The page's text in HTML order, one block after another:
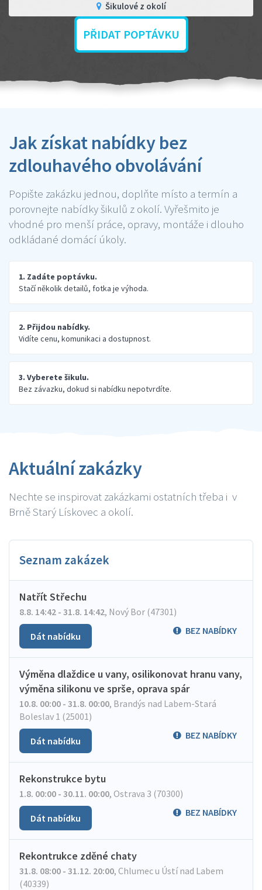
Šikulové z okolí
PŘIDAT POPTÁVKU
Jak získat nabídky bez
zdlouhavého obvolávání
Popište zakázku jednou, doplňte místo a termín a
porovnejte nabídky šikulů z okolí. Vyřešmito je
vhodné pro menší práce, opravy, montáže i dlouho
odkládané domácí úkoly.
1. Zadáte poptávku.
Stačí několik detailů, fotka je výhoda.
2. Přijdou nabídky.
Vidíte cenu, komunikaci a dostupnost.
3. Vyberete šikulu.
Bez závazku, dokud si nabídku nepotvrdíte.
Aktuální zakázky
Nechte se inspirovat zakázkami ostatních třeba i v
Brně Starý Lískovec a okolí.
Seznam zakázek
Natřít Střechu
8.8. 14:42 - 31.8. 14:42, Nový Bor (47301)
BEZ NABÍDKY
Dát nabídku
Výměna dlaždice u vany, osilikonovat hranu vany,
výměna silikonu ve sprše, oprava spár
10.8. 00:00 - 31.8. 00:00, Brandýs nad Labem-Stará
Boleslav 1 (25001)
BEZ NABÍDKY
Dát nabídku
Rekonstrukce bytu
1.8. 00:00 - 30.11. 00:00, Ostrava 3 (70300)
BEZ NABÍDKY
Dát nabídku
Rekontrukce zděné chaty
31.8. 08:00 - 31.12. 20:00, Chlumec u Ústí nad Labem
(40339)